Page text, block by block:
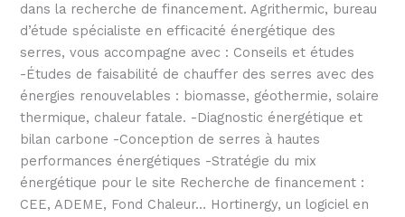
dans la recherche de financement. Agrithermic, bureau
d’étude spécialiste en efficacité énergétique des
serres, vous accompagne avec : Conseils et études
-Études de faisabilité de chauffer des serres avec des
énergies renouvelables : biomasse, géothermie, solaire
thermique, chaleur fatale. -Diagnostic énergétique et
bilan carbone -Conception de serres à hautes
performances énergétiques -Stratégie du mix
énergétique pour le site Recherche de financement :
CEE, ADEME, Fond Chaleur… Hortinergy, un logiciel en